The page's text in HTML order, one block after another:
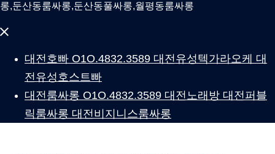
롱,둔산동룸싸롱,둔산동풀싸롱,월평동룸싸롱
Close
대전호빠 O1O.4832.3589 대전유성텍가라오케 대
전유성호스트빠
대전룸싸롱 O1O.4832.3589 대전노래방 대전퍼블
릭룸싸롱 대전비지니스룸싸롱